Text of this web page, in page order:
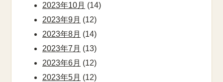
2023年10月 (14)
2023年9月 (12)
2023年8月 (14)
2023年7月 (13)
2023年6月 (12)
2023年5月 (12)